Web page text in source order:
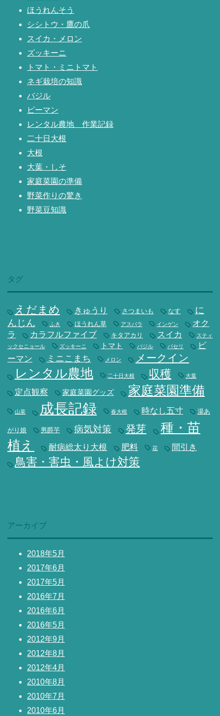
ほうれんそう
シシトウ・鷹の爪
スイカ・メロン
ズッキーニ
トマト・ミニトマト
ネギ栽培の知識
バジル
ピーマン
レンタル農地 作業記録
二十日大根
大根
大葉・しそ
家庭菜園の準備
野菜作りの驚き
野菜豆知識
タグ
えだまめ きゅうり さつまいも なす
に
んじん
ふき ほうれん草 アスパラ インゲン
オク
ラ
カラフルファイブ キタアカリ スイカ
スティ
ックセニョール
ズッキーニ トマト バジル パセリ
ピ
ーマン
ミニこまち メロン メークイン
レンタル農地 二十日大根 収穫 大葉
定点観察 家庭菜園グッズ 家庭菜園準備
山菜 成長記録 春大根 時なし五寸 湯あ
がり娘 男爵芋 病気対策 発芽
種・苗
植え
耐病総太り大根 肥料 花 間引き
鳥害・害虫・風よけ対策
アーカイブ
2018年5月
2017年6月
2017年5月
2016年7月
2016年6月
2016年5月
2012年9月
2012年8月
2012年4月
2010年8月
2010年7月
2010年6月